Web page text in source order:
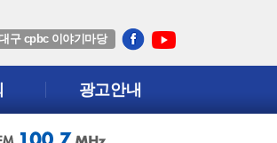
구 cpbc 이야기마당
광고안내